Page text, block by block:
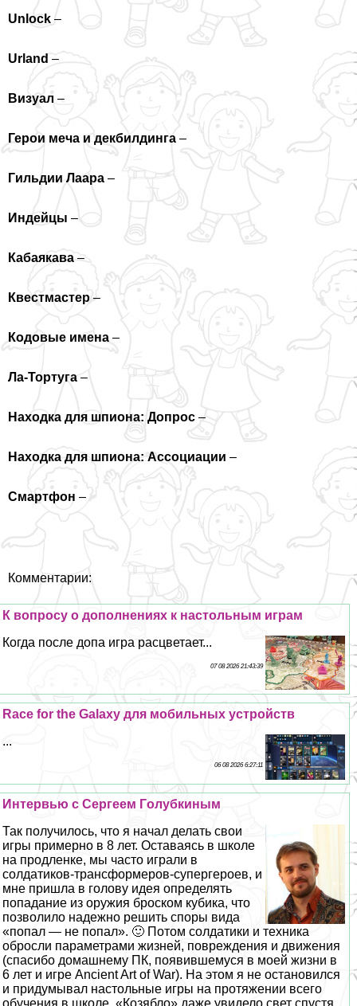
Unlock –
Urland –
Визуал –
Герои меча и декбилдинга –
Гильдии Лаара –
Индейцы –
Кабаякава –
Квестмастер–
Кодовые имена –
Ла-Тортуга –
Находка для шпиона: Допрос –
Находка для шпиона: Ассоциации –
Смартфон –
Комментарии:
К вопросу о дополнениях к настольным играм
Когда после допа игра расцветает...
07 08 2026 21:43:39
Race for the Galaxy для мобильных устройств
...
06 08 2026 6:27:11
Интервью с Сергеем Гoлyбкиным
Так получилось, что я начал делать свои
игры примерно в 8 лет. Оставаясь в школе
на продленке, мы часто играли в
солдатиков-трaнcформеров-супергероев, и
мне пришла в голову идея определять
попадание из оружия броском кубика, что
позволило надежно решить споры вида
«попал — не попал». 🙂 Потом солдатики и техника
обросли параметрами жизней, повреждения и движения
(спасибо домашнему ПК, появившемуся в моей жизни в
6 лет и игре Ancient Art of War). На этом я не остановился
и придумывал настольные игры на протяжении всего
обучения в школе. «Козябло» даже увидело свет спустя